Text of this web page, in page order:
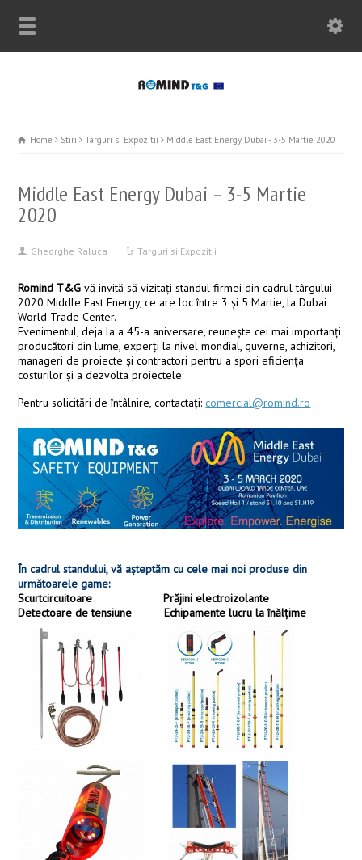
Home Stiri Targuri si Expozitii Middle East Energy Dubai - 3-5 Martie 2020
Middle East Energy Dubai – 3-5 Martie
2020
Gheorghe Raluca Targuri si Expozitii
Romind T&G vă invită să vizitați standul firmei din cadrul târgului
2020 Middle East Energy, ce are loc între 3 și 5 Martie, la Dubai
World Trade Center.
Evenimentul, deja la a 45-a aniversare, reunește cei mai importanți
producători din lume, experți la nivel mondial, guverne, achizitori,
manageri de proiecte și contractori pentru a spori eficiența
costurilor și a dezvolta proiectele.
Pentru solicitări de întâlnire, contactați:comercial@romind.ro
În cadrul standului, vă așteptăm cu cele mai noi produse din
următoarele game:
Scurtcircuitoare Prăjini electroizolante
Detectoare de tensiune Echipamente lucru la înălțime